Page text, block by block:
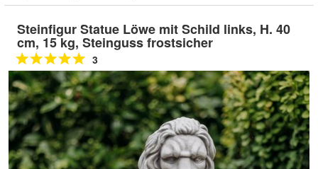
Steinfigur Statue Löwe mit Schild links, H. 40
cm, 15 kg, Steinguss frostsicher
3